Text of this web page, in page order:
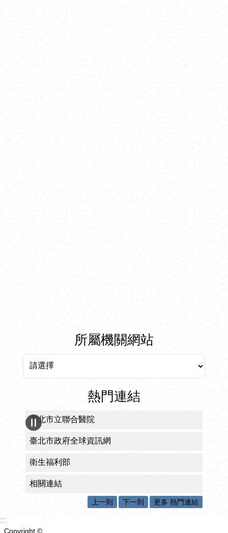
所屬機關網站
熱門連結
臺北市立聯合醫院
臺北市政府全球資訊網
衛生福利部
相關連結
上一則 下一則 更多 熱門連結
:::
Copyright ©